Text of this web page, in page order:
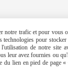
notre trafic et pour vous
pour
de notre site
leur avez fournies ou
du lien en pied de page